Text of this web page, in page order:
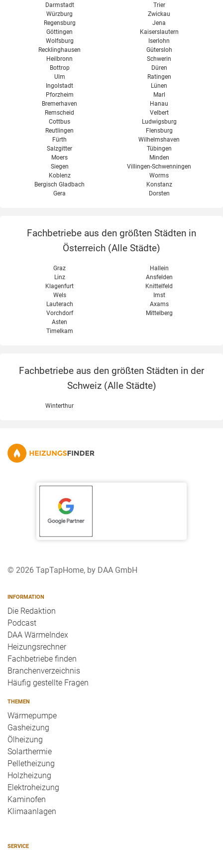
Darmstadt
Würzburg
Regensburg
Göttingen
Wolfsburg
Recklinghausen
Heilbronn
Bottrop
Ulm
Ingolstadt
Pforzheim
Bremerhaven
Remscheid
Cottbus
Reutlingen
Fürth
Salzgitter
Moers
Siegen
Koblenz
Bergisch Gladbach
Gera
Trier
Zwickau
Jena
Kaiserslautern
Iserlohn
Gütersloh
Schwerin
Düren
Ratingen
Lünen
Marl
Hanau
Velbert
Ludwigsburg
Flensburg
Wilhelmshaven
Tübingen
Minden
Villingen-Schwenningen
Worms
Konstanz
Dorsten
Fachbetriebe aus den größten Städten in
Österreich (Alle Städte)
Graz
Linz
Klagenfurt
Wels
Hallein
Ansfelden
Knittelfeld
Imst
Lauterach
Vorchdorf
Asten
Timelkam
Axams
Mittelberg
Fachbetriebe aus den größten Städten in der
Schweiz (Alle Städte)
Winterthur
© 2026 TapTapHome, by DAA GmbH
INFORMATION
Die Redaktion
Podcast
DAA WärmeIndex
Heizungsrechner
Fachbetriebe finden
Branchenverzeichnis
Häufig gestellte Fragen
THEMEN
Wärmepumpe
Gasheizung
Ölheizung
Solarthermie
Pelletheizung
Holzheizung
Elektroheizung
Kaminofen
Klimaanlagen
SERVICE